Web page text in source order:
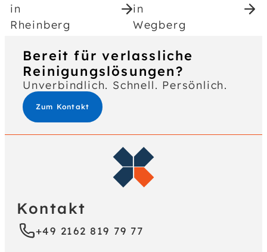
in
Rheinberg
in
Wegberg
Bereit für verlassliche
Reinigungslösungen?
Unverbindlich. Schnell. Persönlich.
Zum Kontakt
Kontakt
+49 2162 819 79 77